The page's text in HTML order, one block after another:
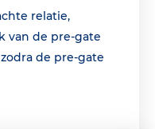
relatie,
van de pre-gate
de pre-gate